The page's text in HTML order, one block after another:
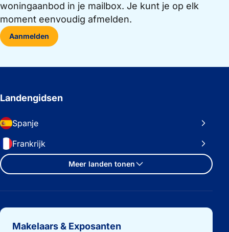
woningaanbod in je mailbox. Je kunt je op elk
moment eenvoudig afmelden.
Aanmelden
Landengidsen
Spanje
Frankrijk
Meer landen tonen
Belangrijke links
Makelaars & Exposanten